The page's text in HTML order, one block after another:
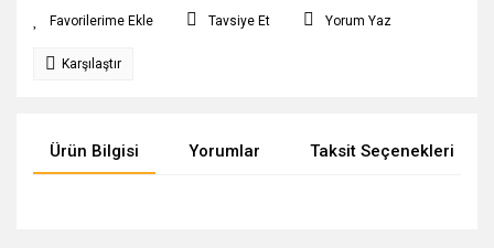
Tavsiye Et Yorum Yaz
Karşılaştır
Ürün Bilgisi Yorumlar Taksit Seçenekleri